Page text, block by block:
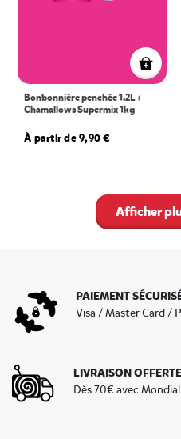
Bonbonnière penchée 1.2L +
Chamallows Supermix 1kg
À partir de 9,90 €
PAIEMENT
Visa / Master Card /
LIVRAISON OFFERTE
Dès 70€ avec